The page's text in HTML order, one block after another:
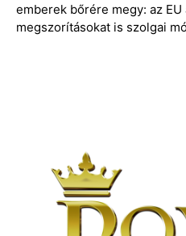
emberek bőrére megy: az
megszorításokat is szolgai